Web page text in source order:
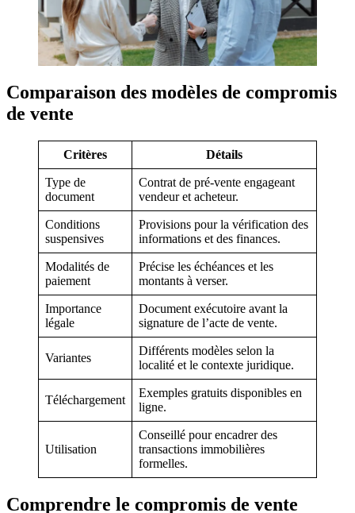
Comparaison des modèles de compromis
de vente
Critères Détails
Type de
document
Contrat de pré-vente engageant
vendeur et acheteur.
Conditions
suspensives
Provisions pour la vérification des
informations et des finances.
Modalités de
paiement
Précise les échéances et les
montants à verser.
Importance
légale
Document exécutoire avant la
signature de l’acte de vente.
Variantes
Différents modèles selon la
localité et le contexte juridique.
Téléchargement
Exemples gratuits disponibles en
ligne.
Utilisation
Conseillé pour encadrer des
transactions immobilières
formelles.
Comprendre le compromis de vente